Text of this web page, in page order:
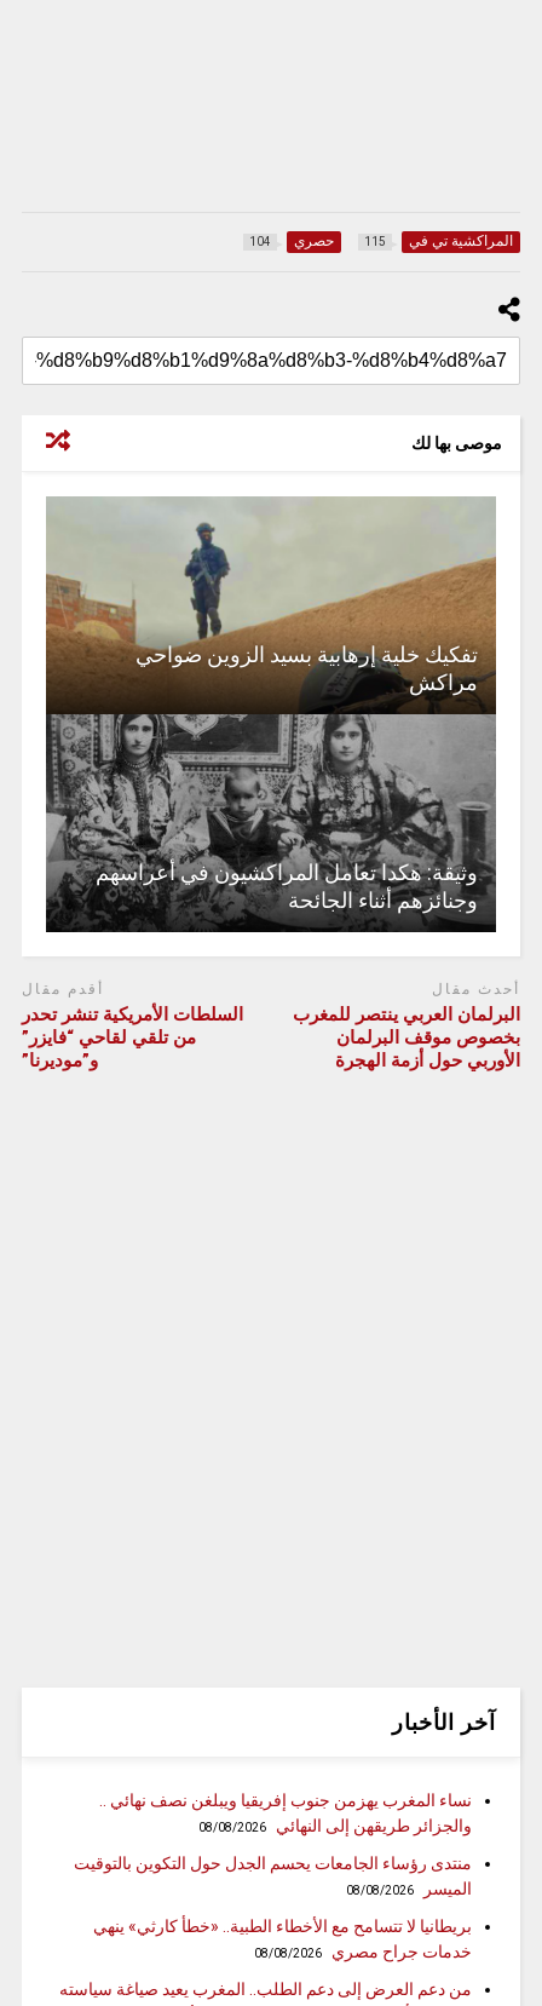
المراكشية تي في 115 حصري 104
موصى بها لك
تفكيك خلية إرهابية بسيد الزوين ضواحي
مراكش
وثيقة: هكدا تعامل المراكشيون في أعراسهم
وجنائزهم أثناء الجائحة
أحدث مقال
البرلمان العربي ينتصر للمغرب
بخصوص موقف البرلمان
الأوربي حول أزمة الهجرة
أقدم مقال
السلطات الأمريكية تنشر تحدر
من تلقي لقاحي “فايزر”
و”موديرنا”
آخر الأخبار
نساء المغرب يهزمن جنوب إفريقيا ويبلغن نصف نهائي ..
والجزائر طريقهن إلى النهائي
08/08/2026
منتدى رؤساء الجامعات يحسم الجدل حول التكوين بالتوقيت
الميسر
08/08/2026
بريطانيا لا تتسامح مع الأخطاء الطبية.. «خطأ كارثي» ينهي
خدمات جراح مصري
08/08/2026
من دعم العرض إلى دعم الطلب.. المغرب يعيد صياغة سياسته